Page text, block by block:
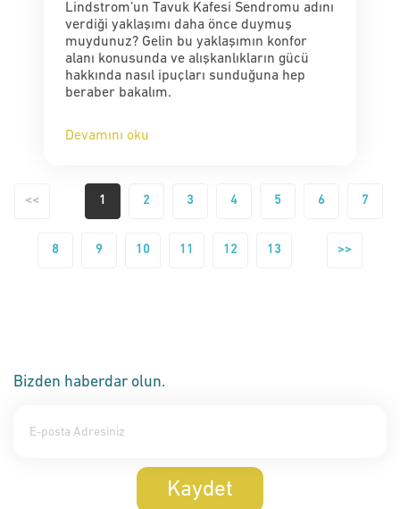
Lindstrom’un Tavuk Kafesi Sendromu adını
verdiği yaklaşımı daha önce duymuş
muydunuz? Gelin bu yaklaşımın konfor
alanı konusunda ve alışkanlıkların gücü
hakkında nasıl ipuçları sunduğuna hep
beraber bakalım.
Devamını oku
<< 1 2 3 4 5 6 7
8 9 10 11 12 13 >>
Bizden haberdar olun.
Kaydet